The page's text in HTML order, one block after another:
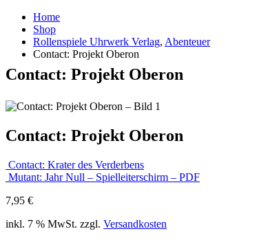
Home
Shop
Rollenspiele Uhrwerk Verlag, Abenteuer
Contact: Projekt Oberon
Contact: Projekt Oberon
Contact: Projekt Oberon
Contact: Krater des Verderbens
Mutant: Jahr Null – Spielleiterschirm – PDF
7,95 €
inkl. 7 % MwSt. zzgl. Versandkosten